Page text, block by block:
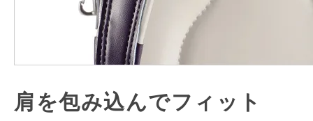
肩を包み込んでフィット